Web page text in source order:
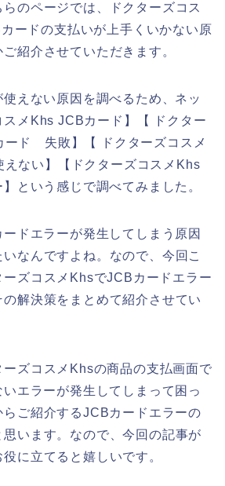
らのページでは、ドクターズコス
ードの支払いが上手くいかない原
紹介させていただきます。
えない原因を調べるため、ネッ
スメKhs JCBカード】【 ドクター
ード 失敗】【 ドクターズコスメ
ない】【ドクターズコスメKhs
という感じで調べてみました。
ドエラーが発生してしまう原因
なんですよね。なので、今回こ
ーズコスメKhsでJCBカードエラー
解決策をまとめて紹介させてい
ズコスメKhsの商品の支払画面で
エラーが発生してしまって困っ
ご紹介するJCBカードエラーの
います。なので、今回の記事が
に立てると嬉しいです。